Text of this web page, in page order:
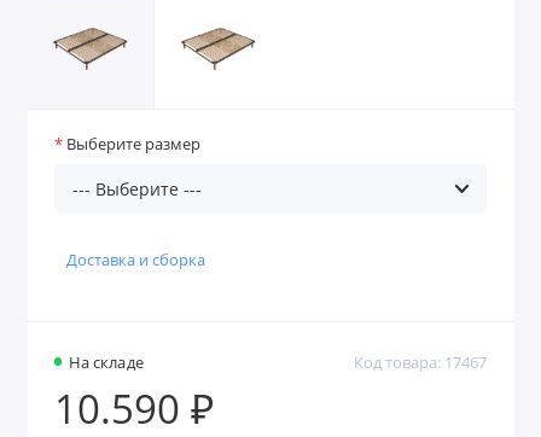
На складе Код товара: 17467
10.590 ₽
Выберите размер
Доставка и сборка